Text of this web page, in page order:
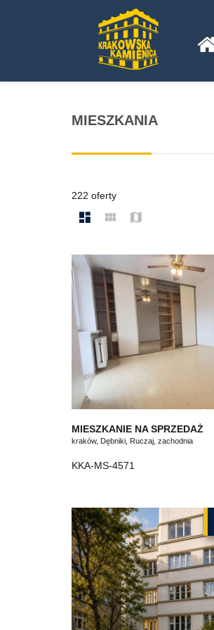
MIESZKANIA
222 oferty
MIESZKANIE NA SPRZEDAŻ
kraków, Dębniki, Ruczaj, zachodnia
KKA-MS-4571